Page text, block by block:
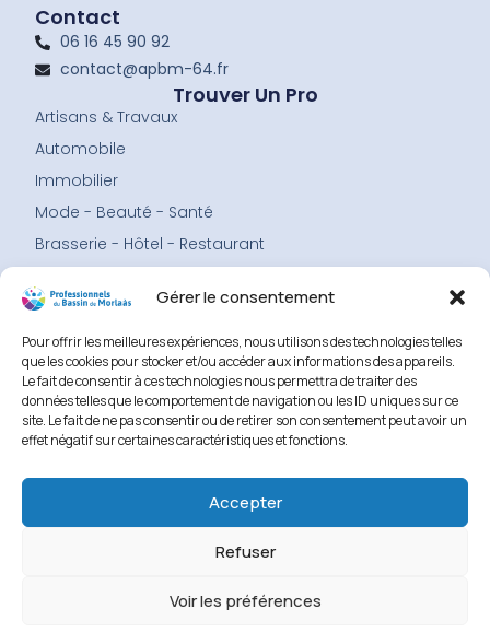
Gérer le consentement
Pour offrir les meilleures expériences, nous utilisons des technologies telles
que les cookies pour stocker et/ou accéder aux informations des appareils.
Le fait de consentir à ces technologies nous permettra de traiter des
données telles que le comportement de navigation ou les ID uniques sur ce
site. Le fait de ne pas consentir ou de retirer son consentement peut avoir un
effet négatif sur certaines caractéristiques et fonctions.
Accepter
Refuser
Voir les préférences
Trouver Un Pro
Artisans & Travaux
Automobile
Immobilier
Mode - Beauté - Santé
Brasserie - Hôtel - Restaurant
Menu
Les professionnels
L’association
Adhérer
Faire un don
Contact
Contact
06 16 45 90 92
contact@apbm-64.fr
b
o
o
k
f
a
g
r
a